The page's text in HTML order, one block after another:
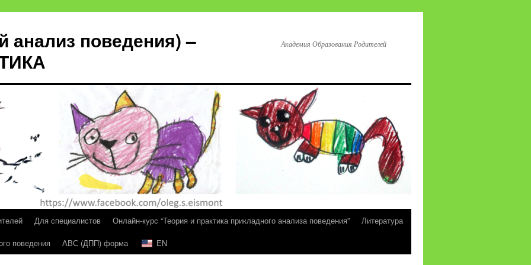
анализ поведения) –
Академия Образования Родителей
Для специалистов Онлайн-курс “Теория и практика прикладного анализа поведения”
Литература
поведения АВС (ДПП) форма EN